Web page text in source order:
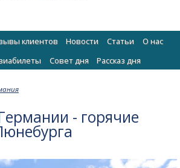
клиентов Новости Статьи
О нас
Cовет дня Рассказ дня
- горячие